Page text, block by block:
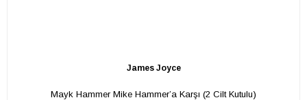
James Joyce
Mayk Hammer Mike Hammer’a Karşı (2 Cilt Kutulu)